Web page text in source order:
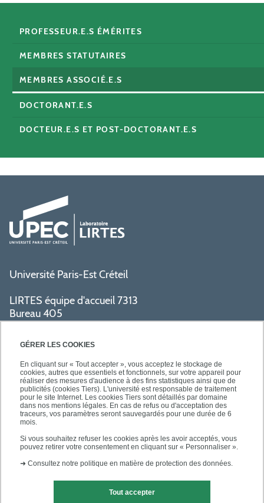
GÉRER LES COOKIES
En cliquant sur « Tout accepter », vous acceptez le stockage de
cookies, autres que essentiels et fonctionnels, sur votre appareil pour
réaliser des mesures d'audience à des fins statistiques ainsi que de
publicités (cookies Tiers). L'université est responsable de traitement
pour le site Internet. Les cookies Tiers sont détaillés par domaine
dans nos mentions légales. En cas de refus ou d'acceptation des
traceurs, vos paramètres seront sauvegardés pour une durée de 6
mois.
Si vous souhaitez refuser les cookies après les avoir acceptés, vous
pouvez retirer votre consentement en cliquant sur « Personnaliser ».
➜ Consultez notre politique en matière de protection des données.
Tout accepter
PROFESSEUR.E.S ÉMÉRITES
MEMBRES STATUTAIRES
MEMBRES ASSOCIÉ.E.S
DOCTORANT.E.S
DOCTEUR.E.S ET POST-DOCTORANT.E.S
Université Paris-Est Créteil
LIRTES équipe d'accueil 7313
Bureau 405
Bâtiment La Pyramide
80 avenue du Général de Gaulle
PRATIQUE
ACCÈS RAPIDES
Contact